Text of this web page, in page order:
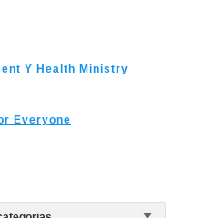
Y Health Ministry
Everyone